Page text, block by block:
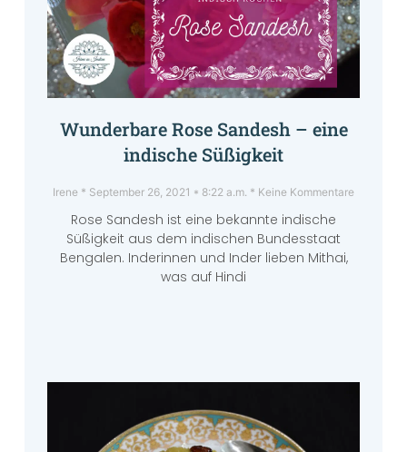
Wunderbare Rose Sandesh – eine
indische Süßigkeit
Irene September 26, 2021 8:22 a.m. Keine Kommentare
Rose Sandesh ist eine bekannte indische
Süßigkeit aus dem indischen Bundesstaat
Bengalen. Inderinnen und Inder lieben Mithai,
was auf Hindi